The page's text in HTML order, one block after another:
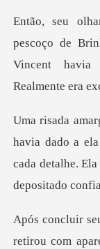
de
Vincent havia
cada detalhe.
ou com